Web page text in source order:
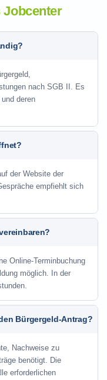
Jobcenter
nach SGB II. Es
deren
der Website der
empfiehlt sich
Online-Terminbuchung
möglich. In der
Bürgergeld-Antrag?
Nachweise zu
benötigt. Die
erforderlichen